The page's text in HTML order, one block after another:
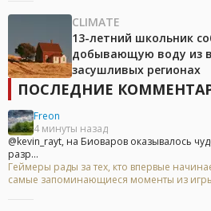
CLIMATE
13-летний школьник
добывающую воду из
засушливых регионах
ПОСЛЕДНИЕ
Freon
4 минуты назад
@kevin_rayt, на Биоваров оказывалось
разр...
Геймеры рады за тех, кто впервые
самые запоминающиеся моменты из